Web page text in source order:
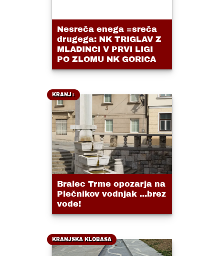
Nesreča enega =sreča
drugega: NK TRIGLAV Z
MLADINCI V PRVI LIGI
PO ZLOMU NK GORICA
KRANJ+
Bralec Trme opozarja na
Plečnikov vodnjak ...brez
vode!
KRANJSKA KLOBASA